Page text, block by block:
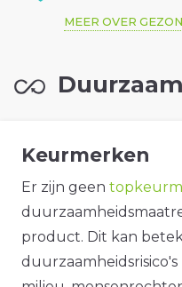
MEER OVER
Keurmerken
Er zijn geen
product. Dit kan